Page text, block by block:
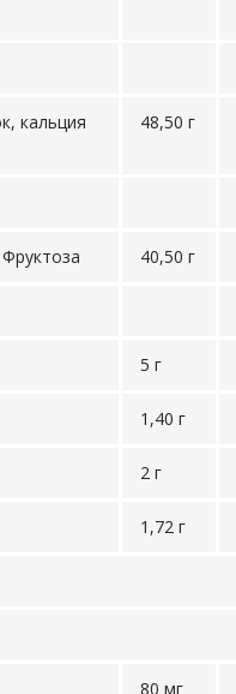
кальция
48,50 г
40,50 г
5 г
1,40 г
2 г
1,72 г
80 мг